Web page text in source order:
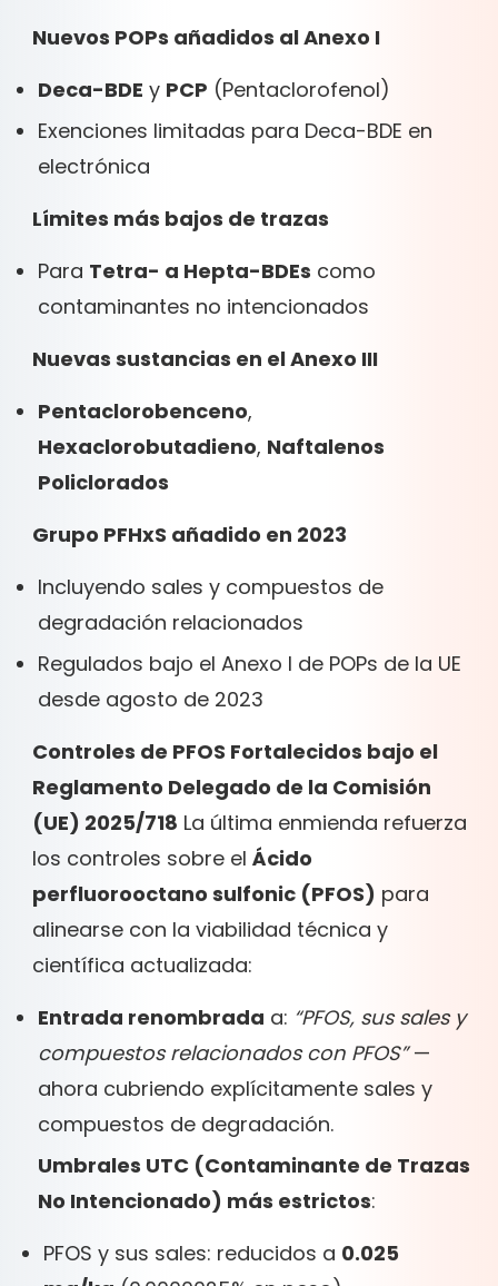
Nuevos POPs añadidos al Anexo I
Deca-BDE y PCP (Pentaclorofenol)
Exenciones limitadas para Deca-BDE en
electrónica
Límites más bajos de trazas
Para Tetra- a Hepta-BDEs como
contaminantes no intencionados
Nuevas sustancias en el Anexo III
Pentaclorobenceno,
Hexaclorobutadieno, Naftalenos
Policlorados
Grupo PFHxS añadido en 2023
Incluyendo sales y compuestos de
degradación relacionados
Regulados bajo el Anexo I de POPs de la UE
desde agosto de 2023
Controles de PFOS Fortalecidos bajo el
Reglamento Delegado de la Comisión
(UE) 2025/718 La última enmienda refuerza
los controles sobre el Ácido
perfluorooctano sulfonic (PFOS) para
alinearse con la viabilidad técnica y
científica actualizada:
Entrada renombrada a: “PFOS, sus sales y
compuestos relacionados con PFOS”—
ahora cubriendo explícitamente sales y
compuestos de degradación.
Umbrales UTC (Contaminante de Trazas
No Intencionado) más estrictos:
PFOS y sus sales: reducidos a 0.025